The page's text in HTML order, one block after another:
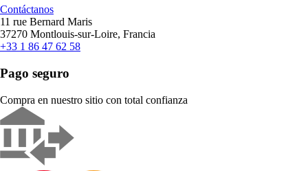
Contáctanos
11 rue Bernard Maris
37270 Montlouis-sur-Loire, Francia
+33 1 86 47 62 58
Pago seguro
Compra en nuestro sitio con total confianza